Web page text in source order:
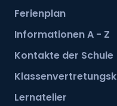
Ferienplan
Informationen A - Z
Kontakte der Schule
Lernatelier